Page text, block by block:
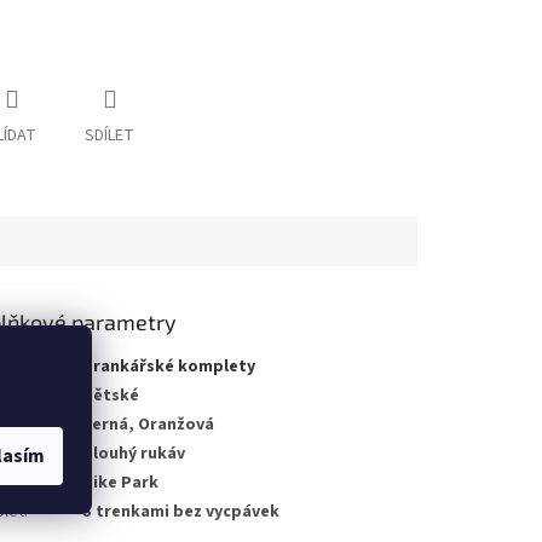
SDÍLET
parametry
Brankářské komplety
Dětské
:
Černá, Oranžová
Dlouhý rukáv
:
Nike Park
: S trenkami bez vycpávek